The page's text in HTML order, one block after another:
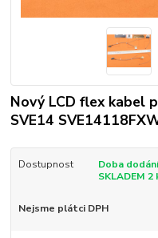
Nový LCD flex kabel
SVE14
Dostupnost
Doba
SKLADEM 2
Nejsme plátci DPH